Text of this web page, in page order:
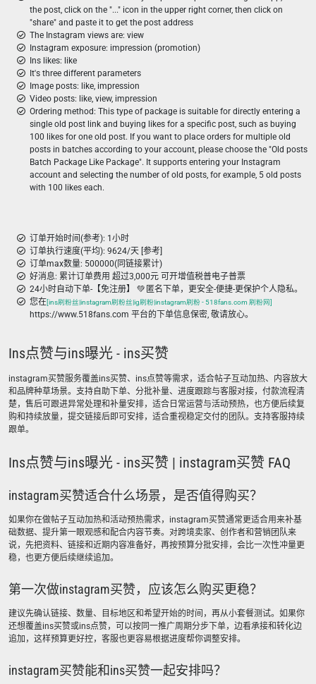
the post, click on the "..." icon in the upper right corner, then click on
"share" and paste it to get the post address
The Instagram views are: view
Instagram exposure: impression (promotion)
Ins likes: like
It's three different parameters
Image posts: like, impression
Video posts: like, view, impression
Ordering method: This type of package is suitable for directly entering a
single old post link and buying likes for a specific post, such as buying
100 likes for one old post. If you want to place orders for multiple old
posts in batches according to your account, please choose the "Old posts
Batch Package Like Package". It supports entering your Instagram
account and selecting the number of old posts, for example, 5 old posts
with 100 likes each.
订单开始时间(参考): 1小时
订单执行速度(平均): 9624/天 [参考]
订单max数量: 500000(同链接累计)
好消息: 累计订单费用 超过3,000元 可开增值税普电子普票
24小时自动下单-【免注册】 💚 匿名下单，更安全-便捷-更保护个人隐私。
您在[ins刷粉丝|instagram刷粉丝|ig刷粉|instagram刷粉 - 518fans.com 刷粉网]
https://www.518fans.com 平台的下单信息保密, 敬请放心。
Ins点赞与ins曝光 - ins买赞
instagram买赞服务覆盖ins买赞、ins点赞等需求，适合帖子互动加热、内容放大
和品牌种草场景。支持自助下单、分批补量、进度跟踪与客服对接，付款流程清
楚，售后可跟进异常处理和补量安排，适合日常运营与活动预热，也方便后续复
购和持续放量，提交链接后即可安排，适合重视稳定交付的团队。支持客服持续
跟单。
Ins点赞与ins曝光 - ins买赞 | instagram买赞 FAQ
instagram买赞适合什么场景，是否值得购买？
如果你在做帖子互动加热和活动预热需求，instagram买赞通常更适合用来补基
础数据、提升第一眼观感和配合内容节奏。对跨境卖家、创作者和营销团队来
说，先把资料、链接和近期内容准备好，再按预算分批安排，会比一次性冲量更
稳，也更方便后续继续追加。
第一次做instagram买赞，应该怎么购买更稳？
建议先确认链接、数量、目标地区和希望开始的时间，再从小套餐测试。如果你
还想覆盖ins买赞或ins点赞，可以按同一推广周期分步下单，边看承接和转化边
追加，这样预算更好控，客服也更容易根据进度帮你调整安排。
instagram买赞能和ins买赞一起安排吗？